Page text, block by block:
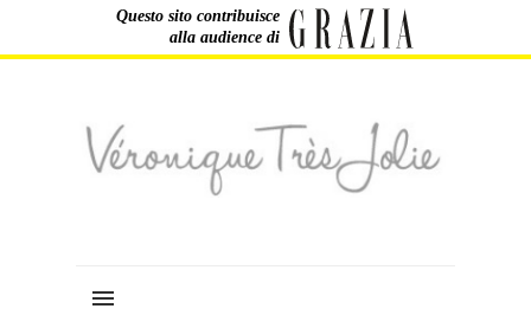
Questo sito contribuisce
alla audience di